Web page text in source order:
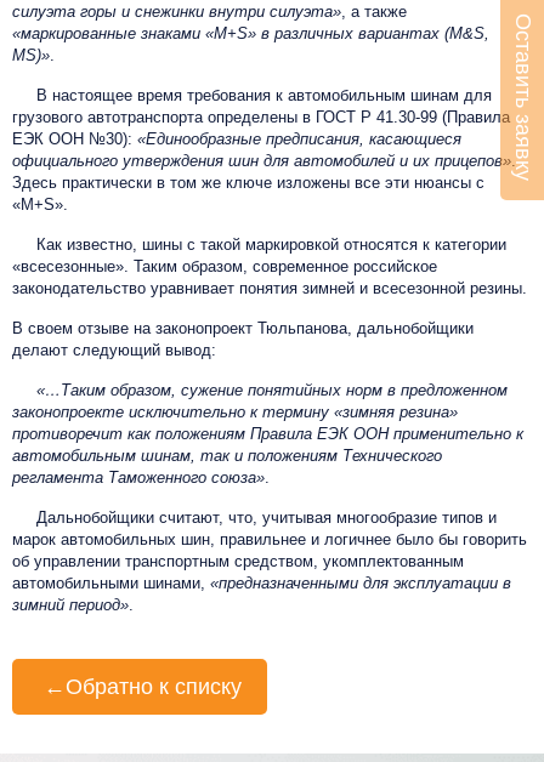
силуэта горы и снежинки внутри силуэта» , а также
«маркированные знаками «M+S» в различных вариантах (M&S,
MS)»
В настоящее время требования к автомобильным шинам для
грузового автотранспорта определены в ГОСТ Р 41.30-99 (Правила
ЕЭК ООН №30): «Единообразные предписания, касающиеся
официального утверждения шин для автомобилей и их прицепов»
Здесь практически в том же ключе изложены все эти нюансы с
«M+S».
Как известно, шины с такой маркировкой относятся к категории
«всесезонные». Таким образом, современное российское
законодательство уравнивает понятия зимней и всесезонной резины.
В своем отзыве на законопроект Тюльпанова, дальнобойщики
делают следующий вывод:
«…Таким образом, сужение понятийных норм в предложенном
законопроекте исключительно к термину «зимняя резина»
противоречит как положениям Правила ЕЭК ООН применительно к
автомобильным шинам, так и положениям Технического
регламента Таможенного союза»
Дальнобойщики считают, что, учитывая многообразие типов и
марок автомобильных шин, правильнее и логичнее было бы говорить
об управлении транспортным средством, укомплектованным
автомобильными шинами, «предназначенными для эксплуатации в
зимний период»
← Обратно к списку
Оставить заявку